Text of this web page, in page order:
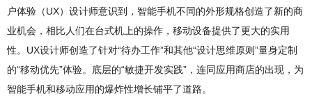
户体验（UX）设计师意识到，智能手机不同的外形规格创造了新的商
业机会，相比人们在台式机上的操作，移动设备提供了更大的实用
性。UX设计师创造了针对“待办工作”和其他“设计思维原则”量身定制
的“移动优先”体验。底层的“敏捷开发实践”，连同应用商店的出现，为
智能手机和移动应用的爆炸性增长铺平了道路。